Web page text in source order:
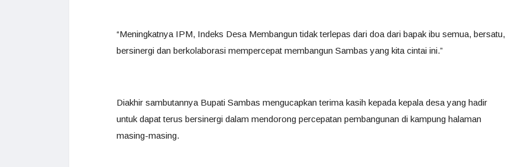
“Meningkatnya IPM, Indeks Desa Membangun tidak terlepas dari doa dari bapak ibu semua, bersatu,
bersinergi dan berkolaborasi mempercepat membangun Sambas yang kita cintai ini.”
Diakhir sambutannya Bupati Sambas mengucapkan terima kasih kepada kepala desa yang hadir
untuk dapat terus bersinergi dalam mendorong percepatan pembangunan di kampung halaman
masing-masing.